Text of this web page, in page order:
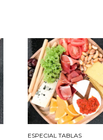
ESPECIAL TABLAS